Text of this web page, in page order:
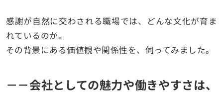
感謝が自然に交わされる職場では、どんな文化が育ま
れているのか。
その背景にある価値観や関係性を、伺ってみました。
－－会社としての魅力や働きやすさは、